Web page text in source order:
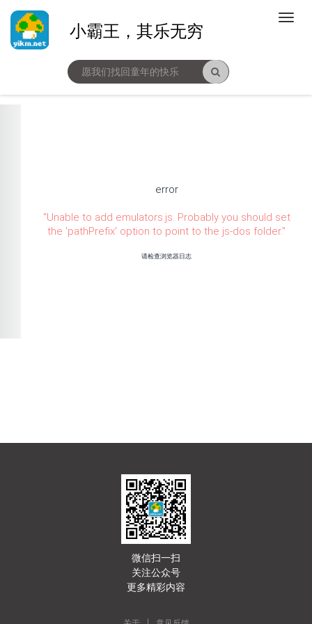
小霸王，其乐无穷
error
"Unable to add emulators.js. Probably you should set
the 'pathPrefix' option to point to the js-dos folder."
请检查浏览器日志
微信扫一扫
关注公众号
更多精彩内容